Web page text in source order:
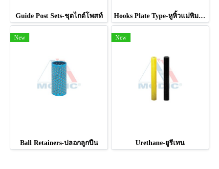
Guide Post Sets-ชุดไกด์โพสท์ Hooks Plate Type-หูหิ้วแม่พิมพ์แบบแผ่น
New
Ball Retainers-ปลอกลูกปืน
New
Urethane-ยูรีเทน